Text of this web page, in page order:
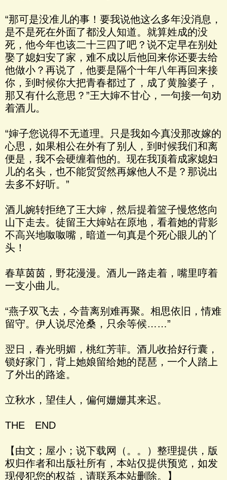
“那可是没准儿的事！要我说他这么多年没消息，
是不是死在外面了都没人知道。就算姓成的没
死，他今年也该二十三四了吧？说不定早在别处
娶了媳妇安了家，难不成以后他回来你还要去给
他做小？再说了，他要是隔个十年八年再回来接
你，到时候你大把青春都过了，成了黄脸婆子，
那又有什么意思？”王大婶不甘心，一句接一句劝
着酒儿。
“婶子您说得不无道理。只是我如今真没那改嫁的
心思，如果相公在外有了别人，到时候我们和离
便是，我不会硬缠着他的。现在我顶着成家媳妇
儿的名头，也不能贸贸然再嫁他人不是？那说出
去多不好听。”
酒儿婉转拒绝了王大婶，然后提着篮子慢悠悠向
山下走去。徒留王大婶站在原地，看着她的背影
不高兴地呶呶嘴，暗道一句真是个死心眼儿的丫
头！
春草茵茵，野花漫漫。酒儿一路走着，嘴里哼着
一支小曲儿。
“燕子双飞去，今昔离别难再聚。相思依旧，情难
留守。伊人说尽沧桑，只余等候……”
翌日，春光明媚，桃红芳菲。酒儿收拾好行囊，
锁好家门，背上她娘留给她的琵琶，一个人踏上
了外出的路途。
立秋水，望佳人，偏何姗姗其来迟。
THE END
【由文；屋小；说下载网（。。）整理提供，版
权归作者和出版社所有，本站仅提供预览，如发
现侵犯您的权益，请联系本站删除。】